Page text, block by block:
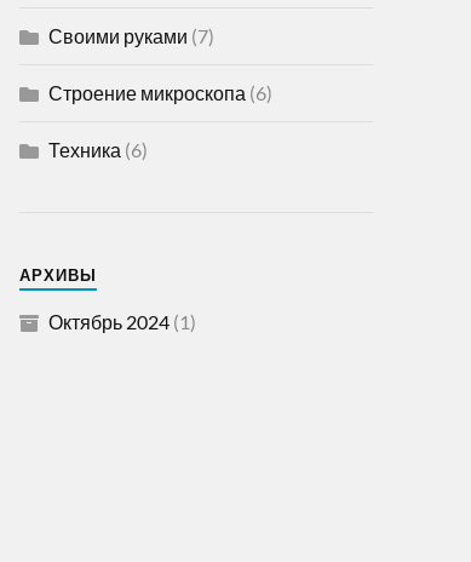
Своими руками (7)
Строение микроскопа (6)
Техника (6)
АРХИВЫ
Октябрь 2024(1)